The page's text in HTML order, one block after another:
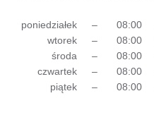
poniedziałek – 08:00
wtorek
– 08:00
środa
– 08:00
czwartek
– 08:00
piątek
– 08:00